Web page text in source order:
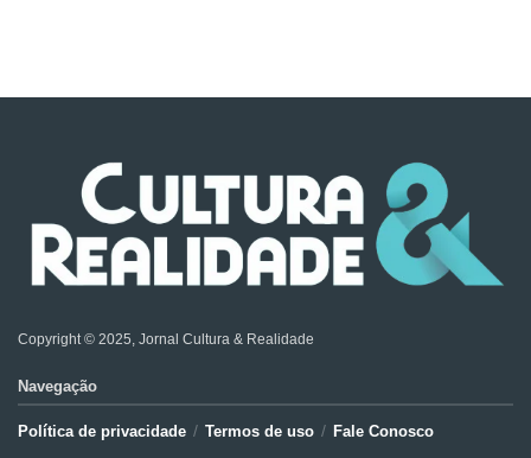
Copyright © 2025, Jornal Cultura & Realidade
Navegação
Política de privacidade Termos de uso Fale Conosco